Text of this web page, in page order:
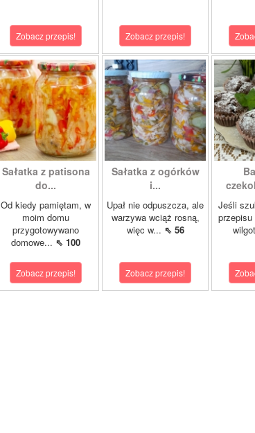
Zobacz przepis! Zobacz przepis!
Sałatka z patisona
do...
Od kiedy pamiętam, w
moim domu
przygotowywano
domowe... ⇖ 100
Zobacz przepis!
Sałatka z ogórków
i...
Upał nie odpuszcza, ale
warzywa wciąż rosną,
więc w... ⇖ 56
Zobacz przepis!
Jeśli